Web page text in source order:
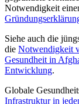
Notwendigkeit
Siehe auch die
die Notwendigkeit
Gesundheit in
Entwicklung.
Globale
Infrastruktur in